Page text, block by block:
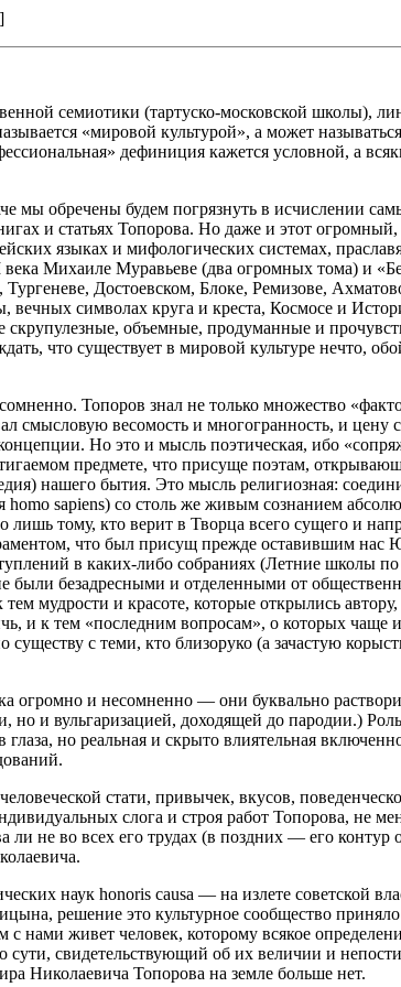
]
семиотики (тартуско-московской школы),
«мировой культурой», а может
дефиниция кажется условной, а
мы обречены будем погрязнуть в исчислении
и статьях Топорова. Но даже и этот
языках и мифологических системах,
Михаиле Муравьеве (два огромных тома) и
Достоевском, Блоке, Ремизове,
вечных символах круга и креста, Космосе и
объемные, продуманные и
что существует в мировой культуре нечто,
Топоров знал не только множество
смысловую весомость и многогранность, и цену
Но это и мысль поэтическая, ибо
предмете, что присуще поэтам,
нашего бытия. Это мысль религиозная:
sapiens) со столь же живым сознанием
лишь тому, кто верит в Творца всего сущего и
что был присущ прежде оставившим
в каких-либо собраниях (Летние школы
были безадресными и отделенными от
мудрости и красоте, которые открылись
и к тем «последним вопросам», о которых чаще
с теми, кто близоруко (а зачастую
огромно и несомненно — они буквально
и вульгаризацией, доходящей до пародии.)
но реальная и скрыто влиятельная
стати, привычек, вкусов,
слога и строя работ Топорова, не
не во всех его трудах (в поздних — его контур
наук honoris causa — на излете советской
решение это культурное сообщество
нами живет человек, которому всякое
свидетельствующий об их величии и
Николаевича Топорова на земле больше нет.